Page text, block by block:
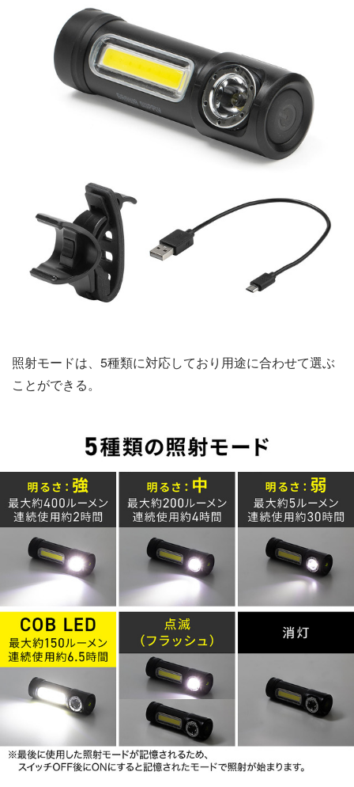
照射モードは、5種類に対応しており用途に合わせて選ぶ
ことができる。